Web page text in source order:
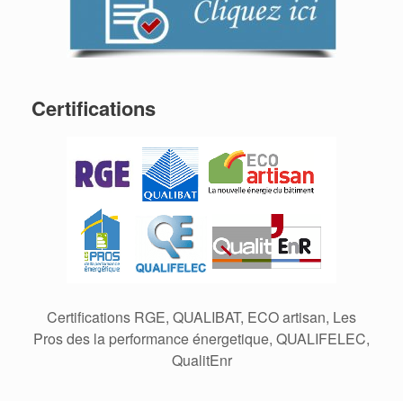
Certifications
Certifications RGE, QUALIBAT, ECO artisan, Les
Pros des la performance énergetique, QUALIFELEC,
QualitEnr